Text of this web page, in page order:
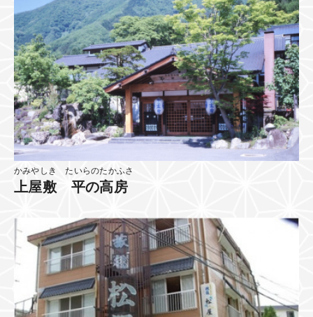
かみやしき たいらのたかふさ
上屋敷 平の高房